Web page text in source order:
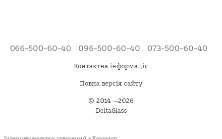
066-500-60-40 096-500-60-40 073-500-60-40
Контактна інформація
Повна версія сайту
© 2014 —2026
DeltaGlass